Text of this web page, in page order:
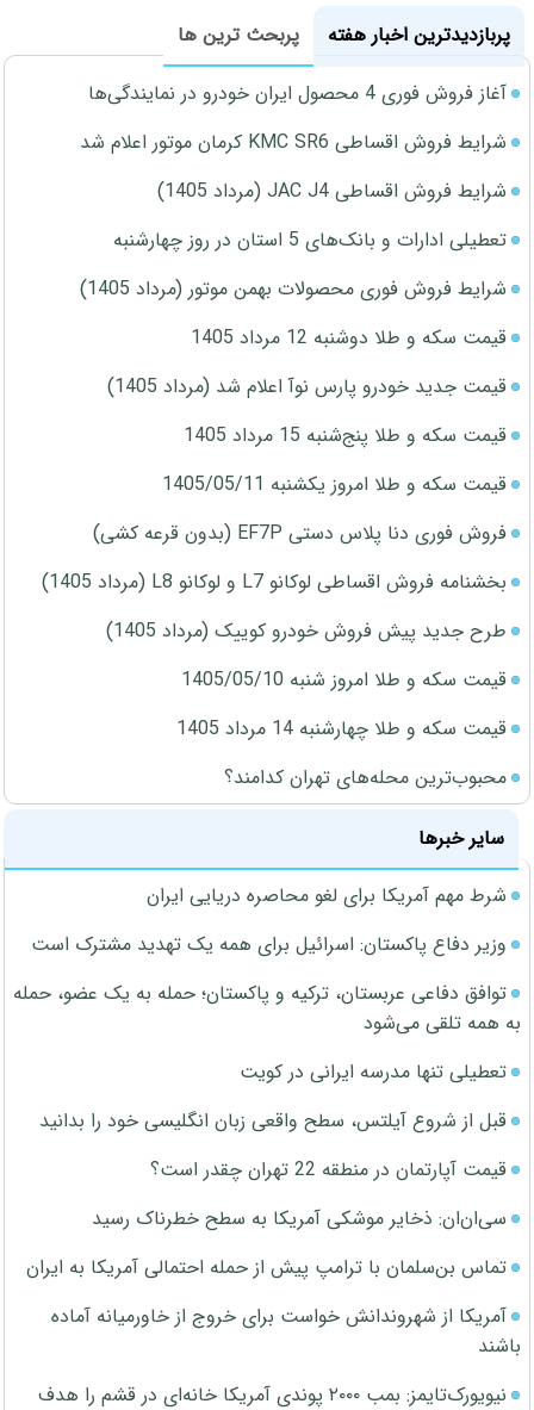
پربازدیدترین اخبار هفته
پربحث ترین ها
آغاز فروش فوری 4 محصول ایران خودرو در نمایندگی‌ها
شرایط فروش اقساطی KMC SR6 کرمان موتور اعلام شد
شرایط فروش اقساطی JAC J4 (مرداد 1405)
تعطیلی ادارات و بانک‌های 5 استان در روز چهارشنبه
شرایط فروش فوری محصولات بهمن موتور (مرداد 1405)
قیمت سکه و طلا دوشنبه 12 مرداد 1405
قیمت جدید خودرو پارس نوآ اعلام شد (مرداد 1405)
قیمت سکه و طلا پنج‌شنبه 15 مرداد 1405
قیمت سکه و طلا امروز یکشنبه 1405/05/11
فروش فوری دنا پلاس دستی EF7P (بدون قرعه کشی)
بخشنامه فروش اقساطی لوکانو L7 و لوکانو L8 (مرداد 1405)
طرح جدید پیش فروش خودرو کوییک (مرداد 1405)
قیمت سکه و طلا امروز شنبه 1405/05/10
قیمت سکه و طلا چهارشنبه 14 مرداد 1405
محبوب‌ترین محله‌های تهران کدامند؟
سایر خبرها
شرط مهم آمریکا برای لغو محاصره دریایی ایران
وزیر دفاع پاکستان: اسرائیل برای همه یک تهدید مشترک است
توافق دفاعی عربستان، ترکیه و پاکستان؛ حمله به یک عضو، حمله
به همه تلقی می‌شود
تعطیلی تنها مدرسه ایرانی در کویت
قبل از شروع آیلتس، سطح واقعی زبان انگلیسی خود را بدانید
قیمت آپارتمان در منطقه 22 تهران چقدر است؟
سی‌ان‌ان: ذخایر موشکی آمریکا به سطح خطرناک رسید
تماس بن‌سلمان با ترامپ پیش از حمله احتمالی آمریکا به ایران
آمریکا از شهروندانش خواست برای خروج از خاورمیانه آماده
باشند
نیویورک‌تایمز: بمب ۲۰۰۰ پوندی آمریکا خانه‌ای در قشم را هدف